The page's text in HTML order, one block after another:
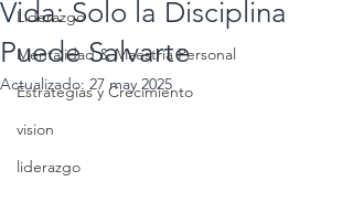
Liderazgo
Mentalidad & Maestría Personal
Estrategias y Crecimiento
vision
liderazgo
Vida: Solo la Disciplina
Puede Salvarte
Actualizado: 27 may 2025